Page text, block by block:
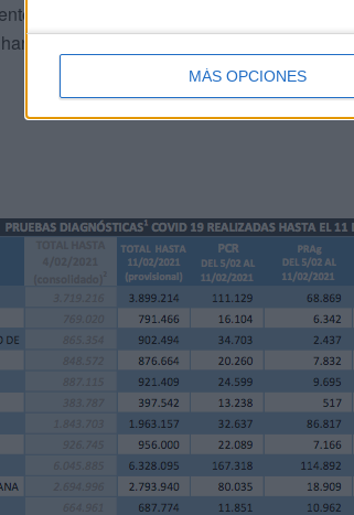
MÁS OPCIONES
las comunidades autónomas han
llevado a cabo un total de 31.362.670